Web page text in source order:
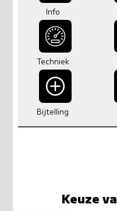
Info
Techniek
Bijtelling
Keuze